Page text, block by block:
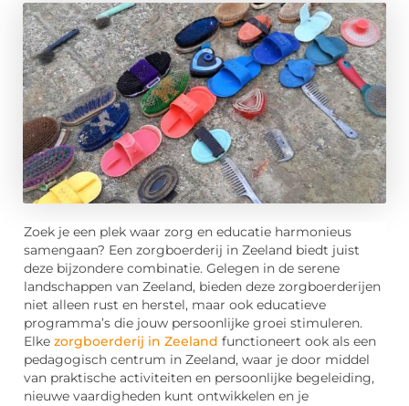
Zoek je een plek waar zorg en educatie harmonieus
samengaan? Een zorgboerderij in Zeeland biedt juist
deze bijzondere combinatie. Gelegen in de serene
landschappen van Zeeland, bieden deze zorgboerderijen
niet alleen rust en herstel, maar ook educatieve
programma’s die jouw persoonlijke groei stimuleren.
Elke zorgboerderij in Zeeland functioneert ook als een
pedagogisch centrum in Zeeland, waar je door middel
van praktische activiteiten en persoonlijke begeleiding,
nieuwe vaardigheden kunt ontwikkelen en je